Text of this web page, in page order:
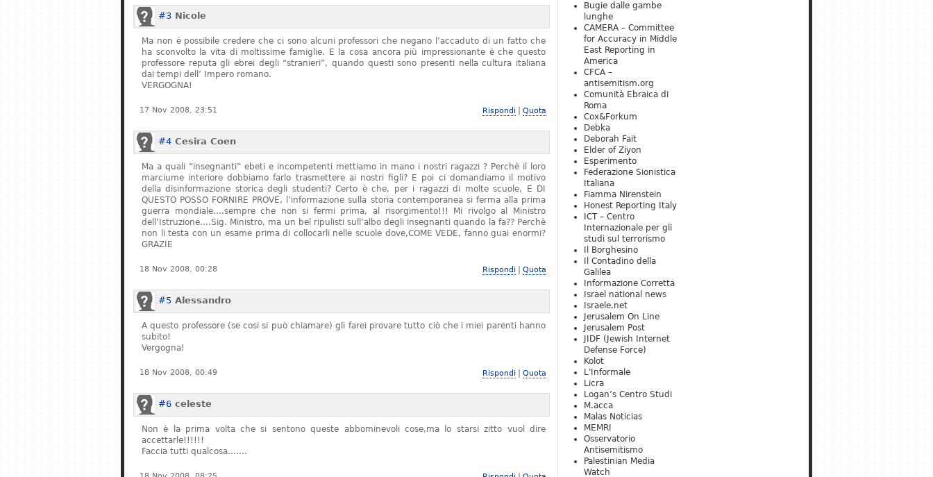
#3 Nicole
Ma non è possibile credere che ci sono alcuni professori che negano l’accaduto di un fatto che
ha sconvolto la vita di moltissime famiglie. E la cosa ancora più impressionante è che questo
professore reputa gli ebrei degli “stranieri”, quando questi sono presenti nella cultura italiana
dai tempi dell’ Impero romano.
VERGOGNA!
17 Nov 2008, 23:51 Rispondi Quota
#4 Cesira Coen
Ma a quali “insegnanti” ebeti e incompetenti mettiamo in mano i nostri ragazzi ? Perchè il loro
marciume interiore dobbiamo farlo trasmettere ai nostri figli? E poi ci domandiamo il motivo
della disinformazione storica degli studenti? Certo è che, per i ragazzi di molte scuole, E DI
QUESTO POSSO FORNIRE PROVE, l’informazione sulla storia contemporanea si ferma alla prima
guerra mondiale….sempre che non si fermi prima, al risorgimento!!! Mi rivolgo al Ministro
dell’Istruzione….Sig. Ministro, ma un bel ripulisti sull’albo degli insegnanti quando la fa?? Perchè
non li testa con un esame prima di collocarli nelle scuole dove,COME VEDE, fanno guai enormi?
GRAZIE
18 Nov 2008, 00:28 Rispondi Quota
#5 Alessandro
A questo professore (se cosi si può chiamare) gli farei provare tutto ciò che i miei parenti hanno
subito!
Vergogna!
18 Nov 2008, 00:49 Rispondi Quota
#6 celeste
Non è la prima volta che si sentono queste abbominevoli cose,ma lo starsi zitto vuol dire
accettarle!!!!!!
Faccia tutti qualcosa…….
Bugie dalle gambe
lunghe
CAMERA – Committee
for Accuracy in Middle
East Reporting in
America
CFCA –
antisemitism.org
Comunità Ebraica di
Roma
Cox&Forkum
Debka
Deborah Fait
Elder of Ziyon
Esperimento
Federazione Sionistica
Italiana
Fiamma Nirenstein
Honest Reporting Italy
ICT – Centro
Internazionale per gli
studi sul terrorismo
Il Borghesino
Il Contadino della
Galilea
Informazione Corretta
Israel national news
Israele.net
Jerusalem On Line
Jerusalem Post
JIDF (Jewish Internet
Defense Force)
Kolot
L'Informale
Licra
Logan’s Centro Studi
M.acca
Malas Noticias
MEMRI
Osservatorio
Antisemitismo
Palestinian Media
Watch